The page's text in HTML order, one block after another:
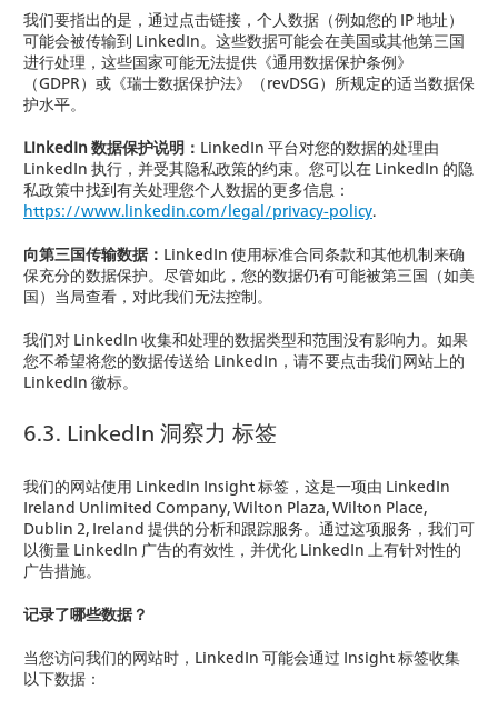
我们要指出的是，通过点击链接，个人数据（例如您的 IP 地址）
可能会被传输到 LinkedIn。这些数据可能会在美国或其他第三国
进行处理，这些国家可能无法提供《通用数据保护条例》
（GDPR）或《瑞士数据保护法》（revDSG）所规定的适当数据保
护水平。
LinkedIn 数据保护说明： LinkedIn 平台对您的数据的处理由
LinkedIn 执行，并受其隐私政策的约束。您可以在 LinkedIn 的隐
私政策中找到有关处理您个人数据的更多信息：
https://www.linkedin.com/legal/privacy-policy.
向第三国传输数据： LinkedIn 使用标准合同条款和其他机制来确
保充分的数据保护。尽管如此，您的数据仍有可能被第三国（如美
国）当局查看，对此我们无法控制。
我们对 LinkedIn 收集和处理的数据类型和范围没有影响力。如果
您不希望将您的数据传送给 LinkedIn，请不要点击我们网站上的
LinkedIn 徽标。
6.3. LinkedIn 洞察力 标签
我们的网站使用 LinkedIn Insight 标签，这是一项由 LinkedIn
Ireland Unlimited Company, Wilton Plaza, Wilton Place,
Dublin 2, Ireland 提供的分析和跟踪服务。通过这项服务，我们可
以衡量 LinkedIn 广告的有效性，并优化 LinkedIn 上有针对性的
广告措施。
记录了哪些数据？
当您访问我们的网站时，LinkedIn 可能会通过 Insight 标签收集
以下数据：